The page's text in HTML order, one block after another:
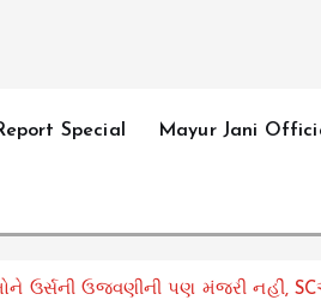
Special Mayur Jani
ઉર્સની ઉજવણીની પણ મંજરી નહીં,